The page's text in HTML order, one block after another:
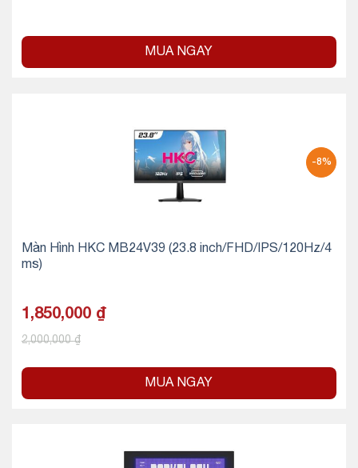
MUA NGAY
-8%
Màn Hình HKC MB24V39 (23.8 inch/FHD/IPS/120Hz/4
ms)
1,850,000 ₫
2,000,000₫
MUA NGAY